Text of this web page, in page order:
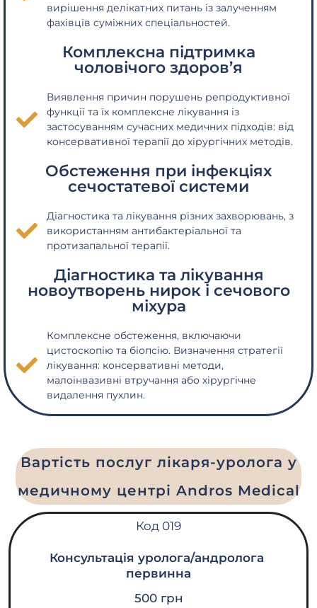
вирішення делікатних питань із залученням
фахівців суміжних спеціальностей.
Комплексна підтримка
чоловічого здоров’я
Виявлення причин порушень репродуктивної
функції та їх комплексне лікування із
застосуванням сучасних медичних підходів: від
консервативної терапії до хірургічних методів.
Обстеження при інфекціях
сечостатевої системи
Діагностика та лікування різних захворювань, з
використанням антибактеріальної та
протизапальної терапії.
Діагностика та лікування
новоутворень нирок і сечового
міхура
Комплексне обстеження, включаючи
цистоскопію та біопсію. Визначення стратегії
лікування: консервативні методи,
малоінвазивні втручання або хірургічне
видалення пухлин.
Вартість послуг лікаря-уролога у
медичному центрі Andros Medical
Код 019
Консультація уролога/андролога
первинна
500 грн